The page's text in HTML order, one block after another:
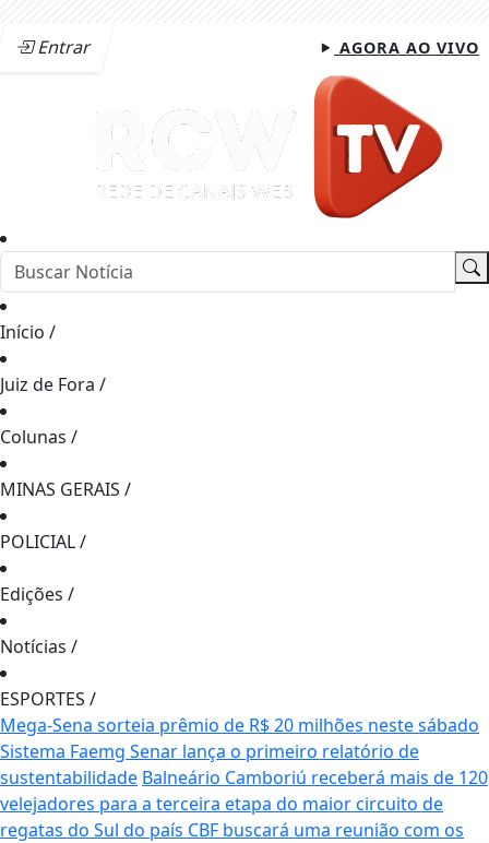
Entrar AGORA AO VIVO
Início /
Juiz de Fora /
Colunas /
MINAS GERAIS /
POLICIAL/
Edições /
Notícias /
ESPORTES /
Mega-Sena sorteia prêmio de R$ 20 milhões neste sábado
Sistema Faemg Senar lança o primeiro relatório de
sustentabilidade Balneário Camboriú receberá mais de 120
velejadores para a terceira etapa do maior circuito de
regatas do Sul do país CBF buscará uma reunião com os